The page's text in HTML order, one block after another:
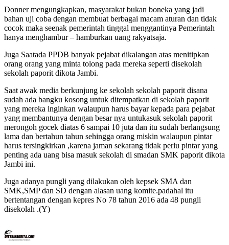
Donner mengungkapkan, masyarakat bukan boneka yang jadi
bahan uji coba dengan membuat berbagai macam aturan dan tidak
cocok maka seenak pemerintah tinggal menggantinya Pemerintah
hanya menghambur – hamburkan uang rakyatsaja.
Juga Saatada PPDB banyak pejabat dikalangan atas menitipkan
orang orang yang minta tolong pada mereka seperti disekolah
sekolah paporit dikota Jambi.
Saat awak media berkunjung ke sekolah sekolah paporit disana
sudah ada bangku kosong untuk ditempatkan di sekolah paporit
yang mereka inginkan walaupun harus bayar kepada para pejabat
yang membantunya dengan besar nya untukasuk sekolah paporit
merongoh gocek diatas 6 sampai 10 juta dan itu sudah berlangsung
lama dan bertahun tahun sehingga orang miskin walaupun pintar
harus tersingkirkan ,karena jaman sekarang tidak perlu pintar yang
penting ada uang bisa masuk sekolah di smadan SMK paporit dikota
Jambi ini.
Juga adanya pungli yang dilakukan oleh kepsek SMA dan
SMK,SMP dan SD dengan alasan uang komite.padahal itu
bertentangan dengan kepres No 78 tahun 2016 ada 48 pungli
disekolah .(Y)